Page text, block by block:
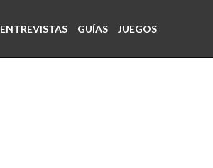
ENTREVISTAS GUÍAS JUEGOS